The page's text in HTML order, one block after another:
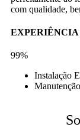
com qualidade,
EXPERIÊNCIA
99%
Instalação